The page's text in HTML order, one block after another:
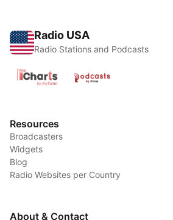
Radio USA
Radio Stations and Podcasts
Resources
Broadcasters
Widgets
Blog
Radio Websites per Country
About & Contact